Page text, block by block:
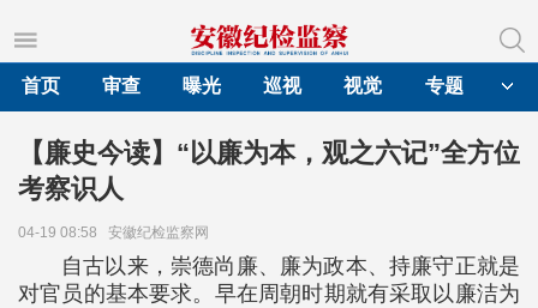
首页
审查 曝光 巡视 视觉 专题
【廉史今读】“以廉为本，观之六记”全方位
考察识人
04-19 08:58 安徽纪检监察网
自古以来，崇德尚廉、廉为政本、持廉守正就是
对官员的基本要求。早在周朝时期就有采取以廉洁为